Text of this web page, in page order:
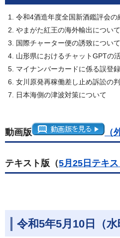
令和4酒造年度全国新酒鑑評会の
やまがた紅王の海外輸出について
国際チャーター便の誘致について
山形県におけるチャットGPTの
マイナンバーカードに係る誤登
女川原発再稼働差し止め訴訟の
日本海側の津波対策について
動画版 （
テキスト版（5月25日テキス
令和5年5月10日（